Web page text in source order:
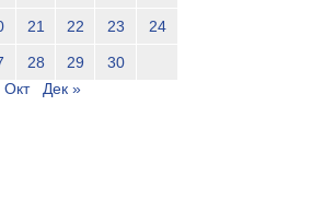
21 22 23 24
28 29
30
Окт
Дек »